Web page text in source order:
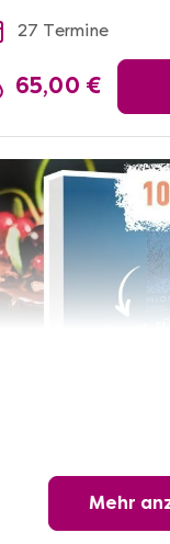
27 Termine
65,00 €
Auswahl aus
Mehr